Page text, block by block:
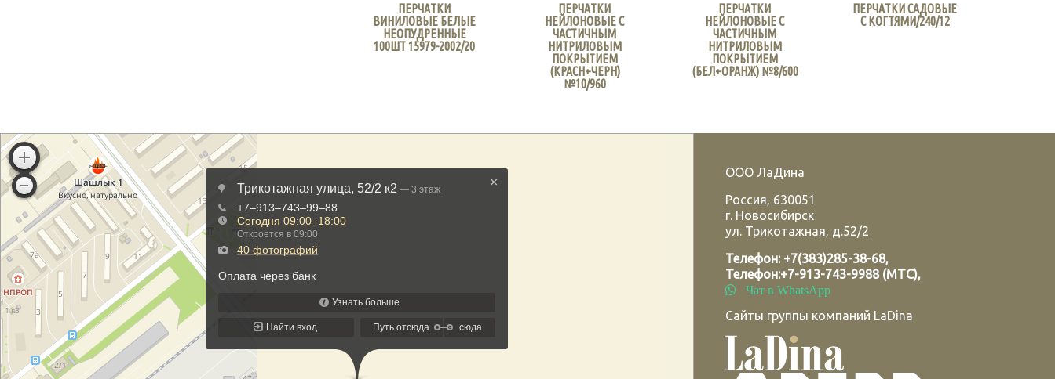
ПЕРЧАТКИ
ВИНИЛОВЫЕ БЕЛЫЕ
НЕОПУДРЕННЫЕ
100ШТ 15979-2002/20
ПЕРЧАТКИ
НЕЙЛОНОВЫЕ С
ЧАСТИЧНЫМ
НИТРИЛОВЫМ
ПОКРЫТИЕМ
(КРАСН+ЧЕРН)
№10/960
ПЕРЧАТКИ
НЕЙЛОНОВЫЕ С
ЧАСТИЧНЫМ
НИТРИЛОВЫМ
ПОКРЫТИЕМ
(БЕЛ+ОРАНЖ) №8/600
ПЕРЧАТКИ САДОВЫЕ
С КОГТЯМИ/240/12
ООО ЛаДина
Россия, 630051
г. Новосибирск
ул. Трикотажная, д.52/2
Телефон: +7(383)285-38-68,
Телефон:+7-913-743-9988 (МТС),
Чат в WhatsApp
Сайты группы компаний LaDina